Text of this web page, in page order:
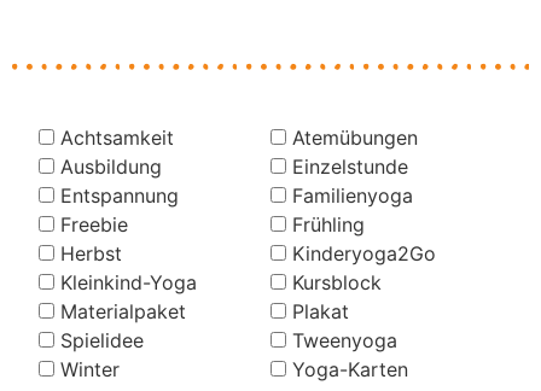
Achtsamkeit
Atemübungen
Ausbildung
Einzelstunde
Entspannung
Familienyoga
Freebie
Frühling
Herbst
Kinderyoga2Go
Kleinkind-Yoga
Kursblock
Materialpaket
Plakat
Spielidee
Tweenyoga
Winter
Yoga-Karten